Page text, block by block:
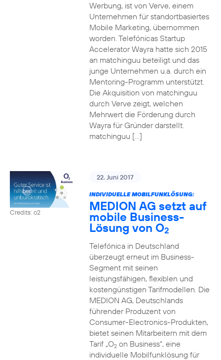
Werbung, ist von Verve, einem
Unternehmen für standortbasiertes
Mobile Marketing, übernommen
worden. Telefónicas Startup
Accelerator Wayra hatte sich 2015
an matchinguu beteiligt und das
junge Unternehmen u.a. durch ein
Mentoring-Programm unterstützt.
Die Akquisition von matchinguu
durch Verve zeigt, welchen
Mehrwert die Förderung durch
Wayra für Gründer darstellt.
matchinguu […]
Credits: o2
22. Juni 2017
INDIVIDUELLE MOBILFUNKLÖSUNG:
MEDION AG setzt auf
mobile Business-
Lösung von O2
Telefónica in Deutschland
überzeugt erneut im Business-
Segment mit seinen
leistungsfähigen, flexiblen und
kostengünstigen Tarifmodellen. Die
MEDION AG, Deutschlands
führender Produzent von
Consumer-Electronics-Produkten,
bietet seinen Mitarbeitern mit dem
Tarif „O2on Business“, eine
individuelle Mobilfunklösung für